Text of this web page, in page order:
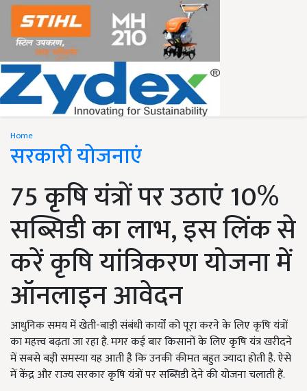
Home
सरकारी योजनाएं
75 कृषि यंत्रों पर उठाएं 10%
सब्सिडी का लाभ, इस लिंक से
करें कृषि यांत्रिकरण योजना में
ऑनलाइन आवेदन
आधुनिक समय में खेती-बाड़ी संबंधी कार्यों को पूरा करने के लिए कृषि यंत्रों
का महत्त्व बढ़ता जा रहा है. मगर कई बार किसानों के लिए कृषि यंत्र खरीदने
में सबसे बड़ी समस्या यह आती है कि उनकी कीमत बहुत ज्यादा होती है. ऐसे
में केंद्र और राज्य सरकार कृषि यंत्रों पर सब्सिडी देने की योजना चलाती हैं.